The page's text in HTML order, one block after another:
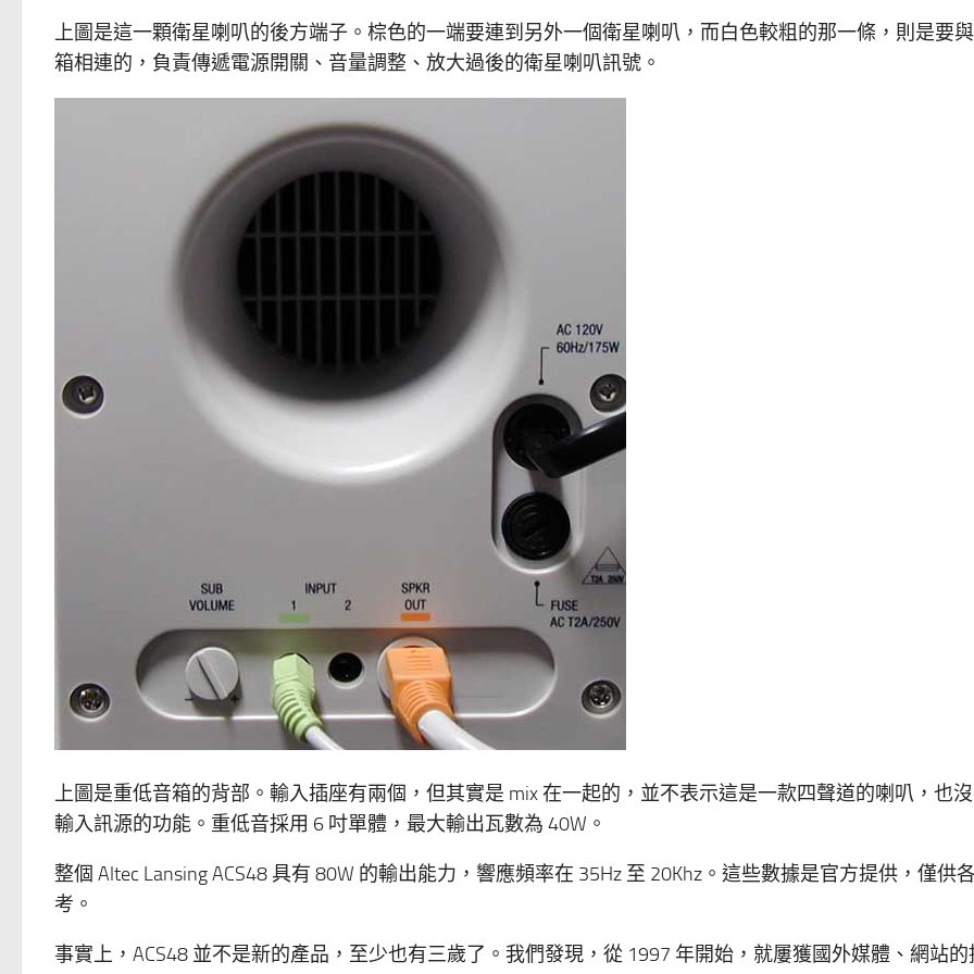
上圖是這一顆衛星喇叭的後方端子。棕色的一端要連到另外一個衛星喇叭，而白色較粗的那一條，則是要
箱相連的，負責傳遞電源開關、音量調整、放大過後的衛星喇叭訊號。
上圖是重低音箱的背部。輸入插座有兩個，但其實是 mix 在一起的，並不表示這是一款四聲道的喇叭，也
輸入訊源的功能。重低音採用 6 吋單體，最大輸出瓦數為 40W。
整個 Altec Lansing ACS48 具有 80W 的輸出能力，響應頻率在 35Hz 至 20Khz。這些數據是官方提供，僅供
考。
事實上，ACS48 並不是新的產品，至少也有三歲了。我們發現，從 1997 年開始，就屢獲國外媒體、網站